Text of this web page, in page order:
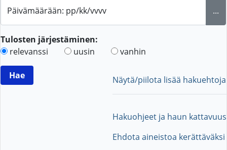
Päivämäärään: pp/kk/vvvv ...
Tulosten järjestäminen:
relevanssi
uusin vanhin
Näytä/piilota lisää hakuehtoja
Hakuohjeet ja haun kattavuus
Ehdota aineistoa kerättäväksi